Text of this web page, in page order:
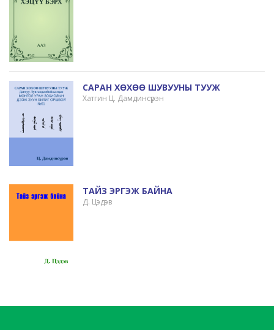
САРАН ХӨХӨӨ ШУВУУНЫ ТУУЖ
Хатгин Ц. Дамдинсүрэн
ТАЙЗ ЭРГЭЖ БАЙНА
Д. Цэдэв